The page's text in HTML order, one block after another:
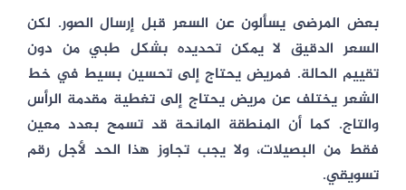
بعض المرضى يسألون عن السعر قبل إرسال الصور. لكن
السعر الدقيق لا يمكن تحديده بشكل طبي من دون
تقييم الحالة. فمريض يحتاج إلى تحسين بسيط في خط
الشعر يختلف عن مريض يحتاج إلى تغطية مقدمة الرأس
والتاج. كما أن المنطقة المانحة قد تسمح بعدد معين
فقط من البصيلات، ولا يجب تجاوز هذا الحد لأجل رقم
تسويقي.